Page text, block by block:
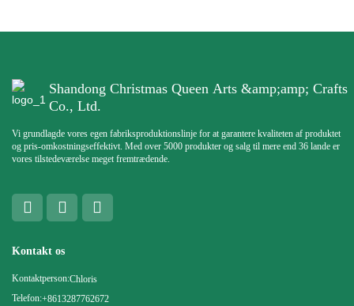
Shandong Christmas Queen Arts &amp;amp; Crafts
Co., Ltd.
Vi grundlagde vores egen fabriksproduktionslinje for at garantere kvaliteten af ​​produktet
og pris-omkostningseffektivt. Med over 5000 produkter og salg til mere end 36 lande er
vores tilstedeværelse meget fremtrædende.
Kontakt os
Kontaktperson:Chloris
Telefon:+8613287762672